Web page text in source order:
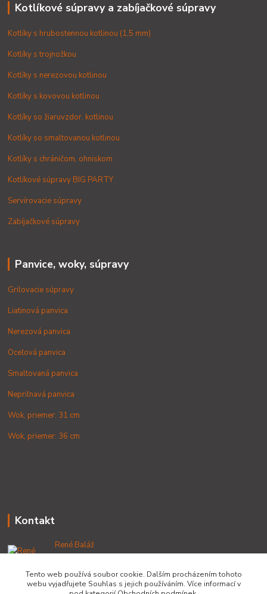
Kotlíkové súpravy a zabíjačkové súpravy
Kotlíky s hrubostennou kotlinou (1,5 mm)
Kotlíky s trojnožkou
Kotlíky s nerezovou kotlinou
Kotlíky s kovovou kotlinou
Kotlíky so žiaruvzdor. kotlinou
Kotlíky so smaltovanou kotlinou
Kotlíky s chráničom, ohniskom
Kotlíkové súpravy BIG PARTY
Servírovacie súpravy
Zabíjačkové súpravy
Panvice, woky, súpravy
Grilovacie súpravy
Liatinová panvica
Nerezová panvica
Oceľová panvica
Smaltovaná panvica
Nepriľnavá panvica
Wok, priemer: 31 cm
Wok, priemer: 36 cm
Kontakt
René Baláž
+421 902 212 007
od 8:00 - do 16:00 hod
Tento web používá soubor cookie. Dalším procházením tohoto
webu vyjadřujete Souhlas s jejich používáním. Více informací v